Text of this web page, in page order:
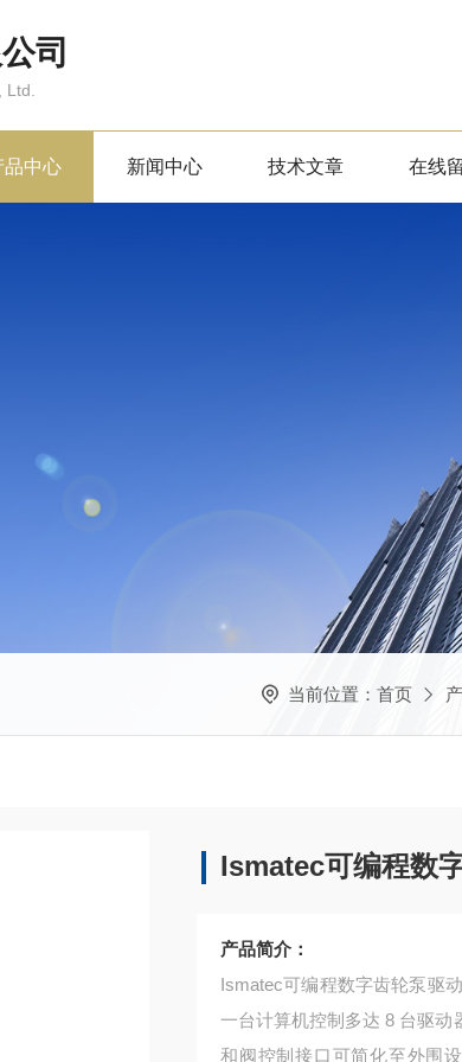
司
品中心 新闻中心 技术文章 在线
当前位置： 首页
Ismatec可编程数
产品简介：
Ismatec可编程数字齿轮泵驱
一台计算机控制多达 8 台驱动
和阀控制接口可简化至外围